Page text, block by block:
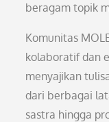
beragam topik
Komunitas
kolaboratif dan
menyajikan
dari berbagai
sastra hingga